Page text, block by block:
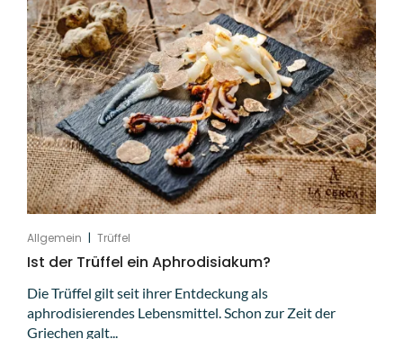
Allgemein | Trüffel
Ist der Trüffel ein Aphrodisiakum?
Die Trüffel gilt seit ihrer Entdeckung als
aphrodisierendes Lebensmittel. Schon zur Zeit der
Griechen galt...